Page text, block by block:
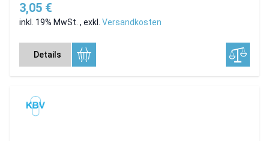
3,05 €
inkl. 19% MwSt. , exkl. Versandkosten
Details